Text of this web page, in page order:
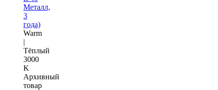
Металл,
3
года)
Warm
|
Тёплый
3000
K
Архивный
товар